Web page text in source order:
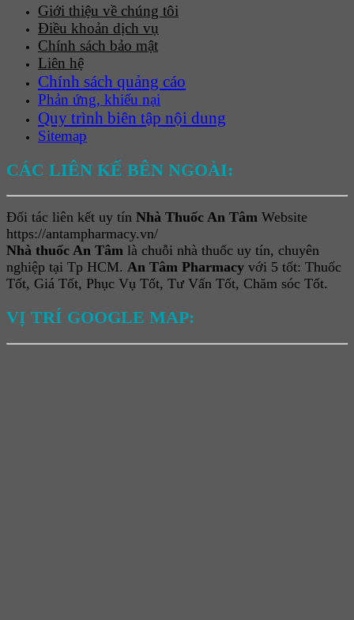
Giới thiệu về chúng tôi
Điều khoản dịch vụ
Chính sách bảo mật
Liên hệ
Chính sách quảng cáo
Phản ứng, khiếu nại
Quy trình biên tập nội dung
Sitemap
CÁC LIÊN KẾ BÊN NGOÀI:
Đối tác liên kết uy tín Nhà Thuốc An Tâm Website
https://antampharmacy.vn/
Nhà thuốc An Tâm là chuỗi nhà thuốc uy tín, chuyên
nghiệp tại Tp HCM. An Tâm Pharmacy với 5 tốt: Thuốc
Tốt, Giá Tốt, Phục Vụ Tốt, Tư Vấn Tốt, Chăm sóc Tốt.
VỊ TRÍ GOOGLE MAP: